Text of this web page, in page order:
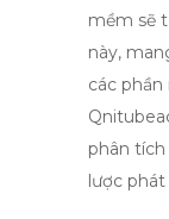
mềm sẽ
này,
các
phân tích
lược